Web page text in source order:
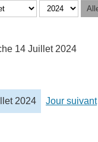
14 Juillet 2024
2024 Jour suivant